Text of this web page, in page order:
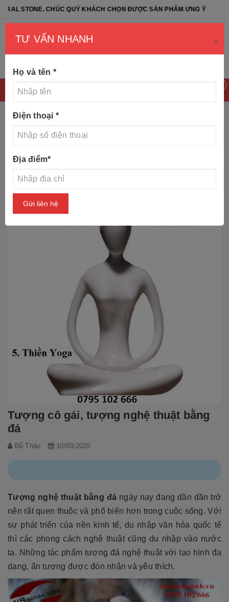
CHÚC QUÝ KHÁCH CHỌN ĐƯỢC SẢN PHẨM ƯNG Ý
đá
Tượng cô gái, tượng nghệ thuật bằng
đá
Đỗ Thảo 10/03/2020
Tượng nghệ thuật bằng đá ngày nay đang dần dần trở
nên rất quen thuộc và phổ biến hơn trong cuộc sống. Với
sự phát triển của nền kinh tế, du nhập văn hóa quốc tế
thì các phong cách nghệ thuật cũng du nhập vào nước
ta. Những tác phẩm tượng đá nghệ thuật với tạo hình đa
dạng, ấn tượng được đón nhận và yêu thích.
TƯ VẤN NHANH ×
Họ và tên *
Điện thoại *
Địa điểm*
Gửi liên hệ